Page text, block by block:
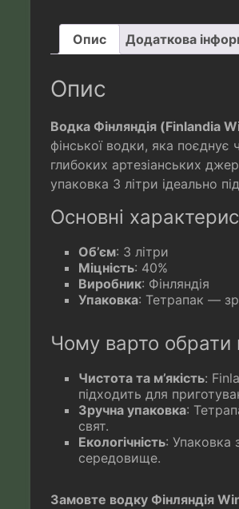
Опис Додаткова
Опис
Водка Фінляндія (Finlandia
фінської водки, яка поєднує
глибоких артезіанських
упаковка 3 літри ідеально
Основні
Об’єм: 3 літри
Міцність: 40%
Виробник: Фінляндія
Упаковка: Тетрапак —
Чому варто обрати
Чистота та м’якість:
підходить для
Зручна упаковка:
свят.
Екологічність: Упаковка
середовище.
Замовте водку Фінляндія